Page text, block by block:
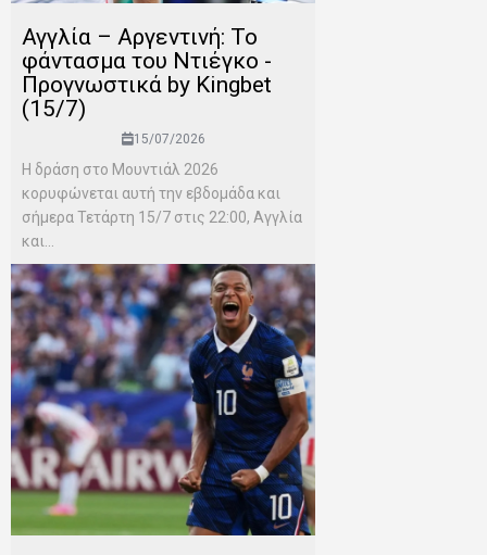
Αγγλία – Αργεντινή: Το
φάντασμα του Ντιέγκο -
Προγνωστικά by Kingbet
(15/7)
15/07/2026
Η δράση στο Μουντιάλ 2026
κορυφώνεται αυτή την εβδομάδα και
σήμερα Τετάρτη 15/7 στις 22:00, Αγγλία
και...